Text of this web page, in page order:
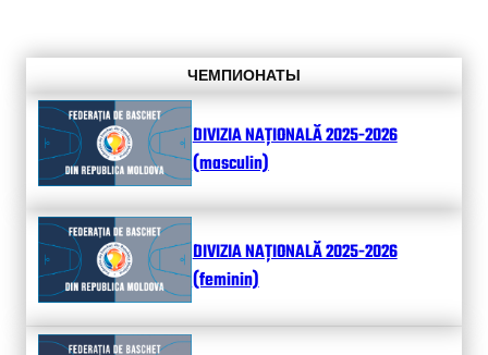
ЧЕМПИОНАТЫ
DIVIZIA NAȚIONALĂ 2025-2026
(masculin)
DIVIZIA NAȚIONALĂ 2025-2026
(feminin)